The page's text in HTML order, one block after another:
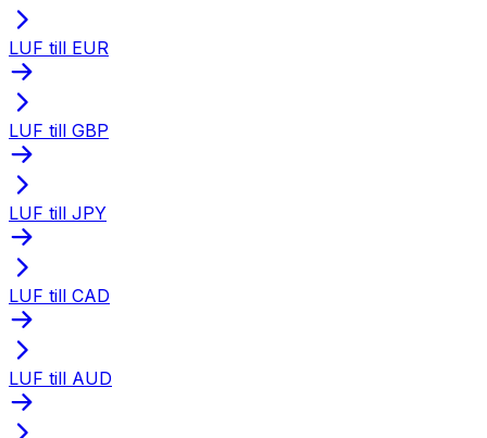
LUF till EUR
LUF till GBP
LUF till JPY
LUF till CAD
LUF till AUD